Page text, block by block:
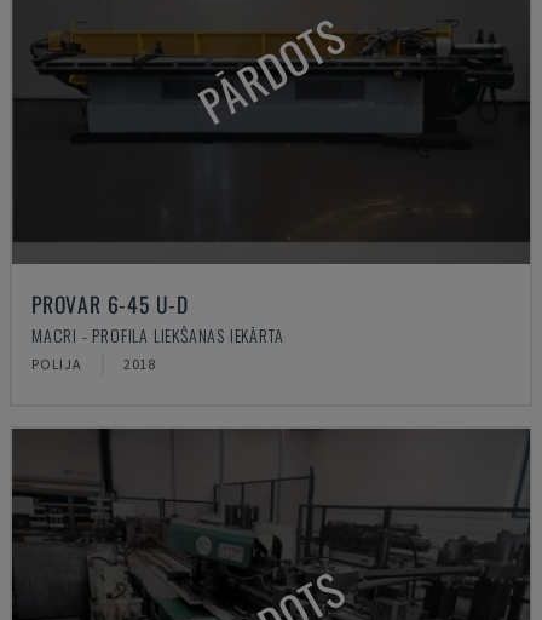
PĀRDOTS
PROVAR 6-45 U-D
MACRI - PROFILA LIEKŠANAS IEKĀRTA
POLIJA 2018